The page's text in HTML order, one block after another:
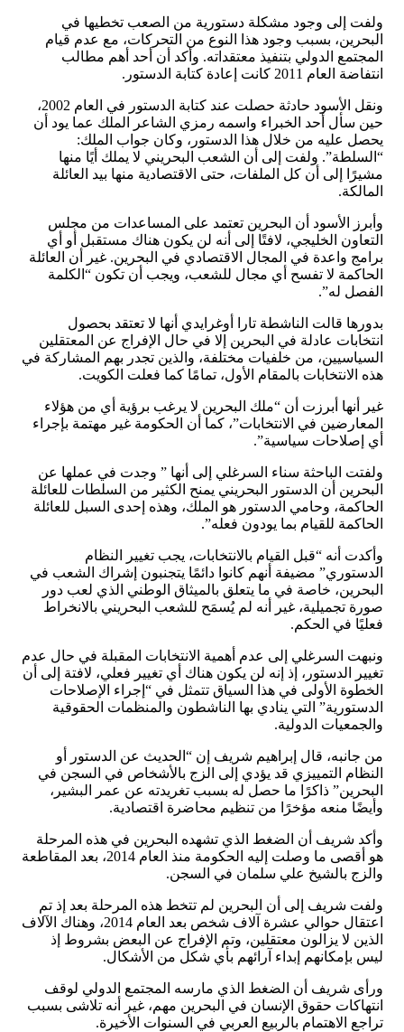
ولفت إلى وجود مشكلة دستورية من الصعب تخطيها في
البحرين، بسبب وجود هذا النوع من التحركات، مع عدم قيام
المجتمع الدولي بتنفيذ معتقداته. وأكد أن أحد أهم مطالب
انتفاضة العام 2011 كانت إعادة كتابة الدستور.
ونقل الأسود حادثة حصلت عند كتابة الدستور في العام 2002،
حين سأل أحد الخبراء واسمه رمزي الشاعر الملك عما يود أن
يحصل عليه من خلال هذا الدستور، وكان جواب الملك:
“السلطة”. ولفت إلى أن الشعب البحريني لا يملك أيًا منها
مشيرًا إلى أن كل الملفات، حتى الاقتصادية منها بيد العائلة
المالكة.
وأبرز الأسود أن البحرين تعتمد على المساعدات من مجلس
التعاون الخليجي، لافتًا إلى أنه لن يكون هناك مستقبل أو أي
برامج واعدة في المجال الاقتصادي في البحرين. غير أن العائلة
الحاكمة لا تفسح أي مجال للشعب، ويجب أن تكون “الكلمة
الفصل له”.
بدورها قالت الناشطة تارا أوغرايدي أنها لا تعتقد بحصول
انتخابات عادلة في البحرين إلا في حال الإفراج عن المعتقلين
السياسيين، من خلفيات مختلفة، والذين تجدر بهم المشاركة في
هذه الانتخابات بالمقام الأول، تمامًا كما فعلت الكويت.
غير أنها أبرزت أن “ملك البحرين لا يرغب برؤية أي من هؤلاء
المعارضين في الانتخابات”، كما أن الحكومة غير مهتمة بإجراء
أي إصلاحات سياسية”.
ولفتت الباحثة سناء السرغلي إلى أنها ” وجدت في عملها عن
البحرين أن الدستور البحريني يمنح الكثير من السلطات للعائلة
الحاكمة، وحامي الدستور هو الملك، وهذه إحدى السبل للعائلة
الحاكمة للقيام بما يودون فعله”.
وأكدت أنه “قبل القيام بالانتخابات، يجب تغيير النظام
الدستوري” مضيفة أنهم كانوا دائمًا يتجنبون إشراك الشعب في
البحرين، خاصة في ما يتعلق بالميثاق الوطني الذي لعب دور
صورة تجميلية، غير أنه لم يُسمَح للشعب البحريني بالانخراط
فعليًا في الحكم.
ونبهت السرغلي إلى عدم أهمية الانتخابات المقبلة في حال عدم
تغيير الدستور، إذ إنه لن يكون هناك أي تغيير فعلي، لافتة إلى أن
الخطوة الأولى في هذا السياق تتمثل في “إجراء الإصلاحات
الدستورية” التي ينادي بها الناشطون والمنظمات الحقوقية
والجمعيات الدولية.
من جانبه، قال إبراهيم شريف إن “الحديث عن الدستور أو
النظام التمييزي قد يؤدي إلى الزج بالأشخاص في السجن في
البحرين” ذاكرًا ما حصل له بسبب تغريدته عن عمر البشير،
وأيضًا منعه مؤخرًا من تنظيم محاضرة اقتصادية.
وأكد شريف أن الضغط الذي تشهده البحرين في هذه المرحلة
هو أقصى ما وصلت إليه الحكومة منذ العام 2014، بعد المقاطعة
والزج بالشيخ علي سلمان في السجن.
ولفت شريف إلى أن البحرين لم تتخط هذه المرحلة بعد إذ تم
اعتقال حوالي عشرة آلاف شخص بعد العام 2014، وهناك الآلاف
الذين لا يزالون معتقلين، وتم الإفراج عن البعض بشروط إذ
ليس بإمكانهم إبداء آرائهم بأي شكل من الأشكال.
ورأى شريف أن الضغط الذي مارسه المجتمع الدولي لوقف
انتهاكات حقوق الإنسان في البحرين مهم، غير أنه تلاشى بسبب
تراجع الاهتمام بالربيع العربي في السنوات الأخيرة.